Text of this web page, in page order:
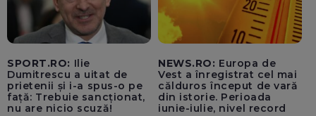
SPORT.RO: Ilie
Dumitrescu a uitat de
prietenii și i-a spus-o pe
față: Trebuie sancționat,
nu are nicio scuză!
NEWS.RO: Europa de
Vest a înregistrat cel mai
călduros început de vară
din istorie. Perioada
iunie-iulie, nivel record